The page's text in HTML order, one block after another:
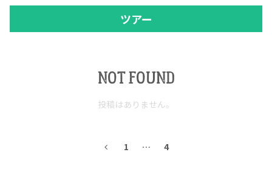
ツアー
NOT FOUND
投稿はありません。
1 … 4